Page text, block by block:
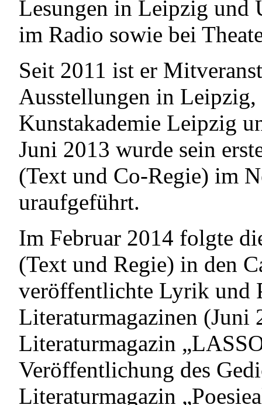
Lesungen in Leipzig und
im Radio sowie bei
Seit 2011 ist er
Ausstellungen in
Kunstakademie Leipzig
Juni 2013 wurde sein
(Text und Co-Regie) im
uraufgeführt.
Im Februar 2014 folgte
(Text und Regie) in den
veröffentlichte Lyrik und
Literaturmagazinen (Juni
Literaturmagazin
Veröffentlichung des
Literaturmagazin